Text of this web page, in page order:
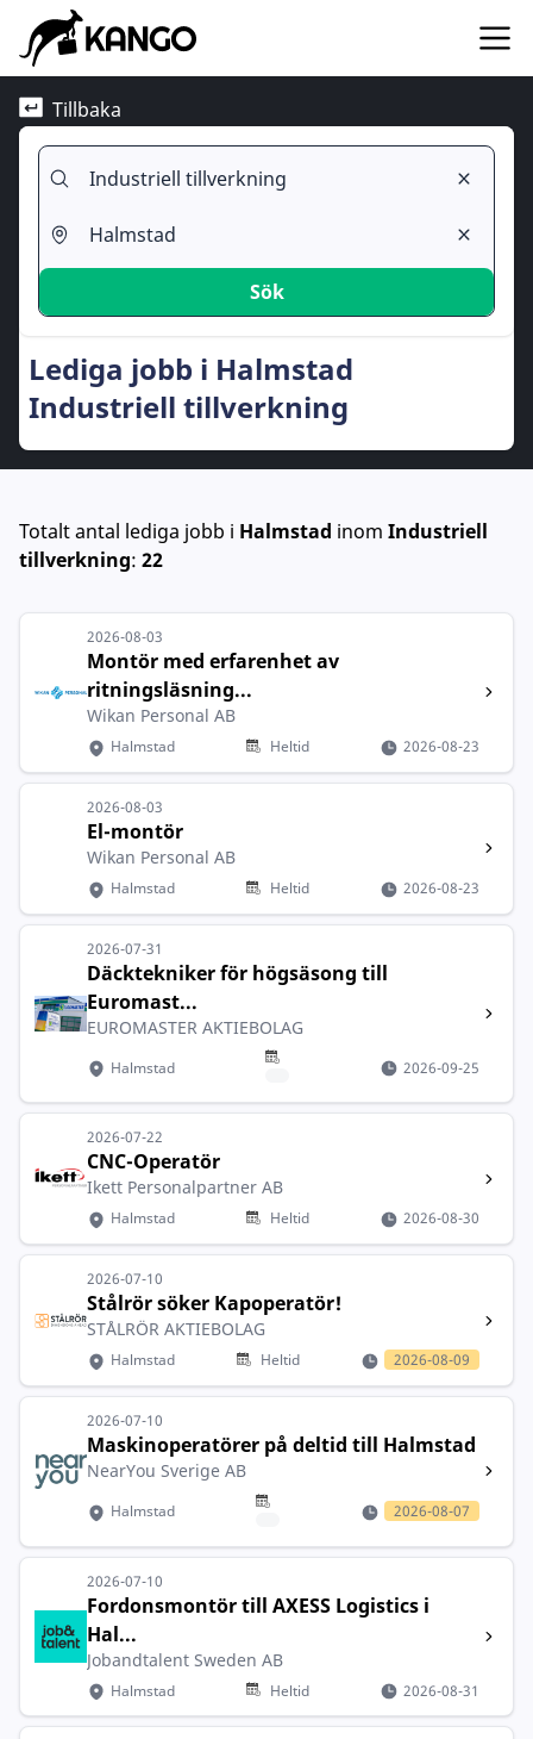
Tillbaka
Sök
Lediga jobb i Halmstad
Industriell tillverkning
Totalt antal lediga jobb i Halmstad inom Industriell
tillverkning: 22
2026-08-03
Montör med erfarenhet av
ritningsläsning...
Wikan Personal AB
Halmstad Heltid 2026-08-23
2026-08-03
El-montör
Wikan Personal AB
Halmstad Heltid 2026-08-23
2026-07-31
Däcktekniker för högsäsong till
Euromast...
EUROMASTER AKTIEBOLAG
Halmstad 2026-09-25
2026-07-22
CNC-Operatör
Ikett Personalpartner AB
Halmstad Heltid 2026-08-30
2026-07-10
Stålrör söker Kapoperatör!
STÅLRÖR AKTIEBOLAG
Halmstad Heltid 2026-08-09
2026-07-10
Maskinoperatörer på deltid till Halmstad
NearYou Sverige AB
Halmstad 2026-08-07
2026-07-10
Fordonsmontör till AXESS Logistics i
Hal...
Jobandtalent Sweden AB
Halmstad Heltid 2026-08-31